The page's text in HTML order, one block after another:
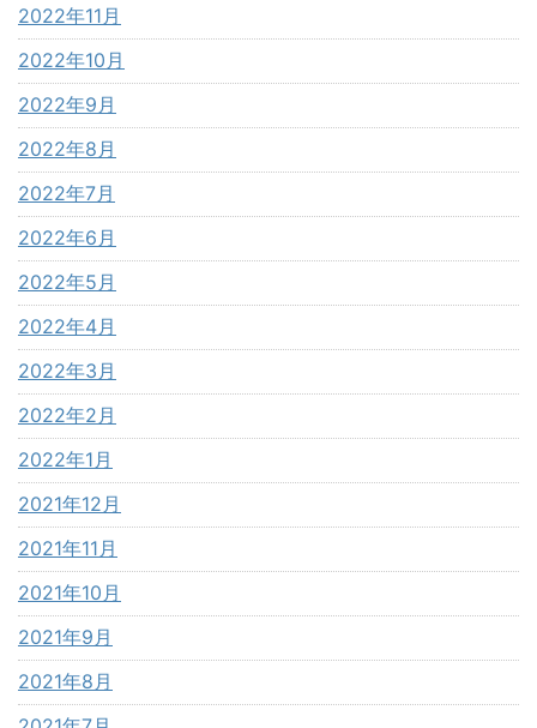
2022年11月
2022年10月
2022年9月
2022年8月
2022年7月
2022年6月
2022年5月
2022年4月
2022年3月
2022年2月
2022年1月
2021年12月
2021年11月
2021年10月
2021年9月
2021年8月